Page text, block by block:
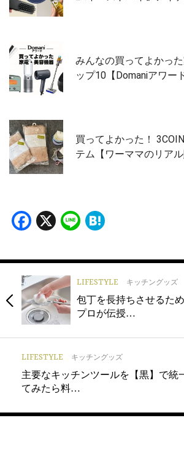
みんなの買ってよかっ
ップ10【Domaniアワード
買ってよかった！
テム【ワーママのリアル
Facebook
X Line
LIFESTYLE キッチングッズ
包丁を長持ちさせるた
プロが伝授…
LIFESTYLE キッチングッズ
主要なキッチンツールを【黒】で統
てみたら料…